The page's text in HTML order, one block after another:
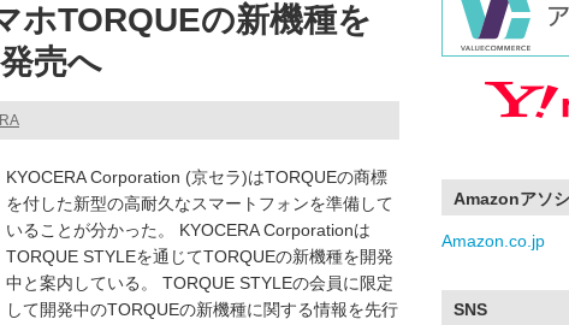
ホTORQUEの新機種を
売へ
KYOCERA Corporation (京セラ)はTORQUEの商標
を付した新型の高耐久なスマートフォンを準備して
いることが分かった。 KYOCERA Corporationは
TORQUE STYLEを通じてTORQUEの新機種を開発
中と案内している。 TORQUE STYLEの会員に限定
して開発中のTORQUEの新機種に関する情報を先行
Amazonアソ
Amazon.co.jp
SNS